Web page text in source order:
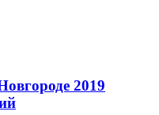
2019